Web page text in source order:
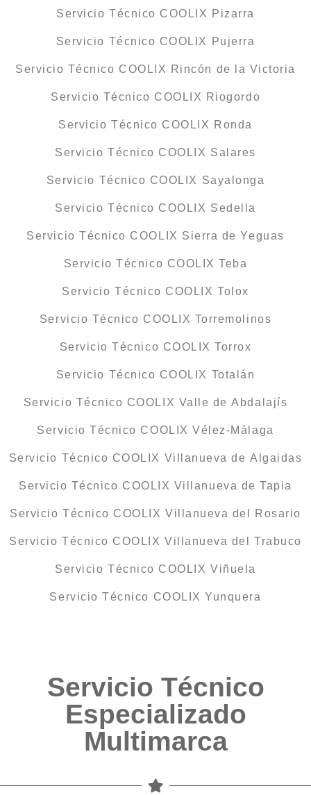
Servicio Técnico COOLIX Pizarra
Servicio Técnico COOLIX Pujerra
Servicio Técnico COOLIX Rincón de la Victoria
Servicio Técnico COOLIX Riogordo
Servicio Técnico COOLIX Ronda
Servicio Técnico COOLIX Salares
Servicio Técnico COOLIX Sayalonga
Servicio Técnico COOLIX Sedella
Servicio Técnico COOLIX Sierra de Yeguas
Servicio Técnico COOLIX Teba
Servicio Técnico COOLIX Tolox
Servicio Técnico COOLIX Torremolinos
Servicio Técnico COOLIX Torrox
Servicio Técnico COOLIX Totalán
Servicio Técnico COOLIX Valle de Abdalajís
Servicio Técnico COOLIX Vélez-Málaga
Servicio Técnico COOLIX Villanueva de Algaidas
Servicio Técnico COOLIX Villanueva de Tapia
Servicio Técnico COOLIX Villanueva del Rosario
Servicio Técnico COOLIX Villanueva del Trabuco
Servicio Técnico COOLIX Viñuela
Servicio Técnico COOLIX Yunquera
Servicio Técnico
Especializado
Multimarca